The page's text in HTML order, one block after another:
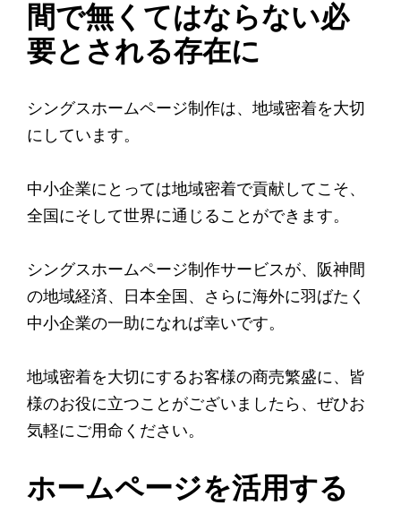
間で無くてはならない必
要とされる存在に
シングスホームページ制作は、地域密着を大切
にしています。
中小企業にとっては地域密着で貢献してこそ、
全国にそして世界に通じることができます。
シングスホームページ制作サービスが、阪神間
の地域経済、日本全国、さらに海外に羽ばたく
中小企業の一助になれば幸いです。
地域密着を大切にするお客様の商売繁盛に、皆
様のお役に立つことがございましたら、ぜひお
気軽にご用命ください。
ホームページを活用する